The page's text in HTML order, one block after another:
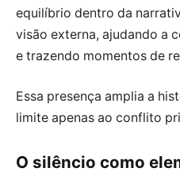
equilíbrio dentro da
visão externa, ajudando a
e trazendo momentos de
Essa presença amplia a
limite apenas ao conflito
O silêncio como